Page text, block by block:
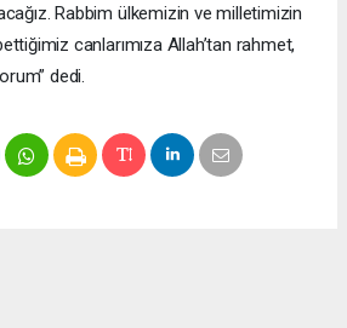
Rabbim ülkemizin ve milletimizin
canlarımıza Allah’tan rahmet,
dedi.